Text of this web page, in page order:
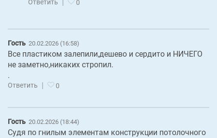
Ответить 0
Гость 20.02.2026 (16:58)
Все пластиком залепили,дешево и сердито и НИЧЕГО
не заметно,никаких стропил.
.
Ответить 0
Гость 20.02.2026 (18:44)
Судя по гнилым элементам конструкции потолочного